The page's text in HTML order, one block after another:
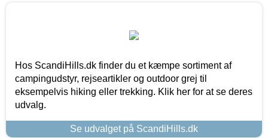
Hos ScandiHills.dk finder du et kæmpe sortiment af
campingudstyr, rejseartikler og outdoor grej til
eksempelvis hiking eller trekking. Klik her for at se deres
udvalg.
Se udvalget på ScandiHills.dk